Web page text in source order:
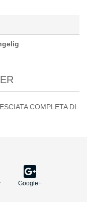
COMPLETA DI
Google+